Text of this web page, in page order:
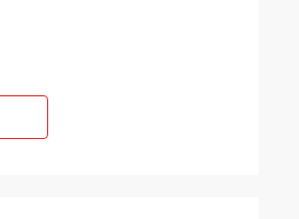
Wir sind das Risiko mit inverters-vfd.com